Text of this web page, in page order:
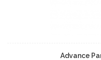
Advance